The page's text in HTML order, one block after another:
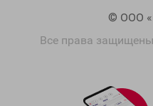
© ООО
Все права